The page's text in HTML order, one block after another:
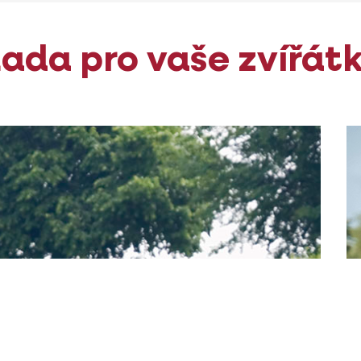
pro vaše